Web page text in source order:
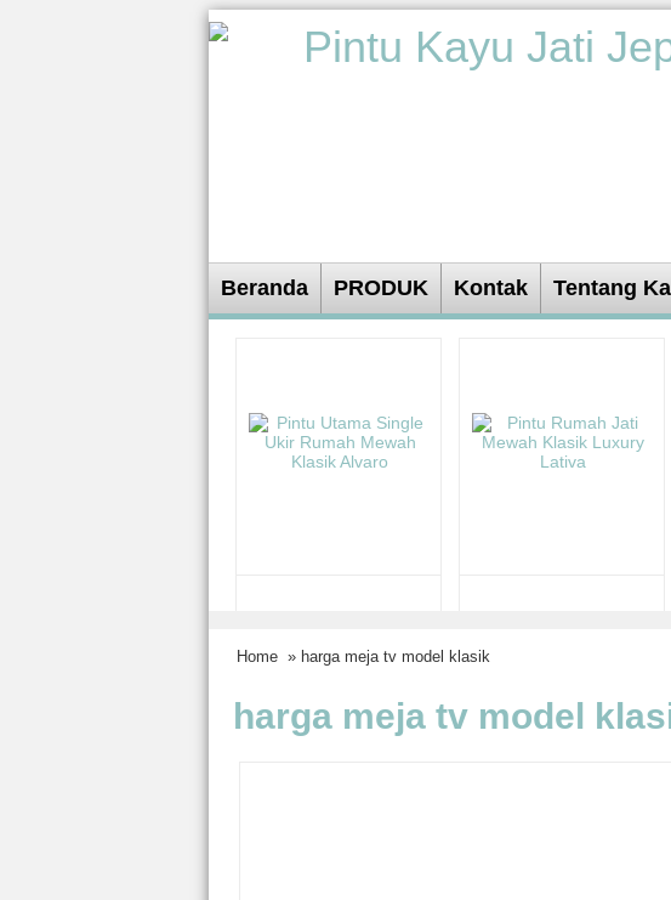
Beranda PRODUK Kontak Tentang
Home » harga meja tv model klasik
harga meja tv model